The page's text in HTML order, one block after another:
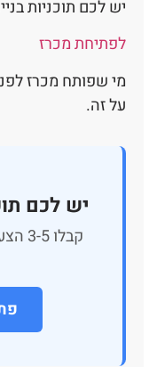
יש לכם תוכניות
לפתיחת מכרז
מי שפותח מכרז
על זה.
יש לכם